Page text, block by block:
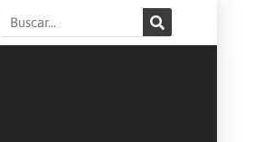
Search